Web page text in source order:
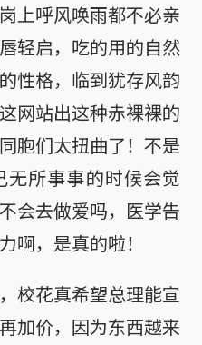
上呼风唤雨都不必亲
轻启，吃的用的自然
性格，临到犹存风韵
网站出这种赤裸裸的
胞们太扭曲了！不是
所事事的时候会觉
会去做爱吗，医学告
啊，是真的啦！
校花真希望总理能宣
加价，因为东西越来